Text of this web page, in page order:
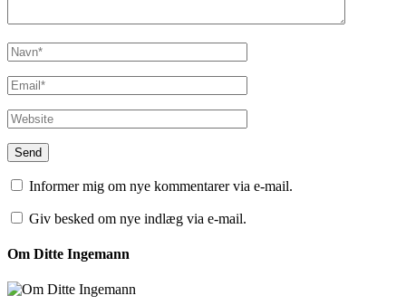
Informer mig om nye kommentarer via e-mail.
Giv besked om nye indlæg via e-mail.
Om Ditte Ingemann